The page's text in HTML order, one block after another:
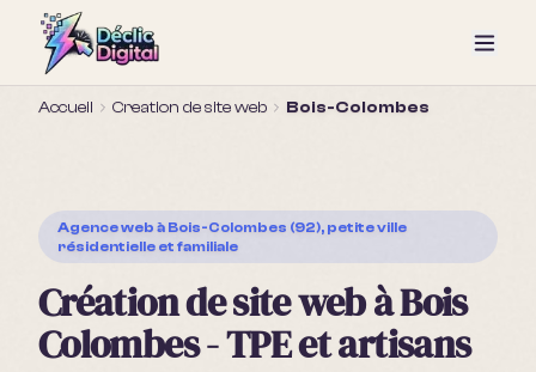
Accueil Creation de site web Bois-Colombes
Agence web à Bois-Colombes (92), petite ville
résidentielle et familiale
Création de site web à Bois
Colombes - TPE et artisans